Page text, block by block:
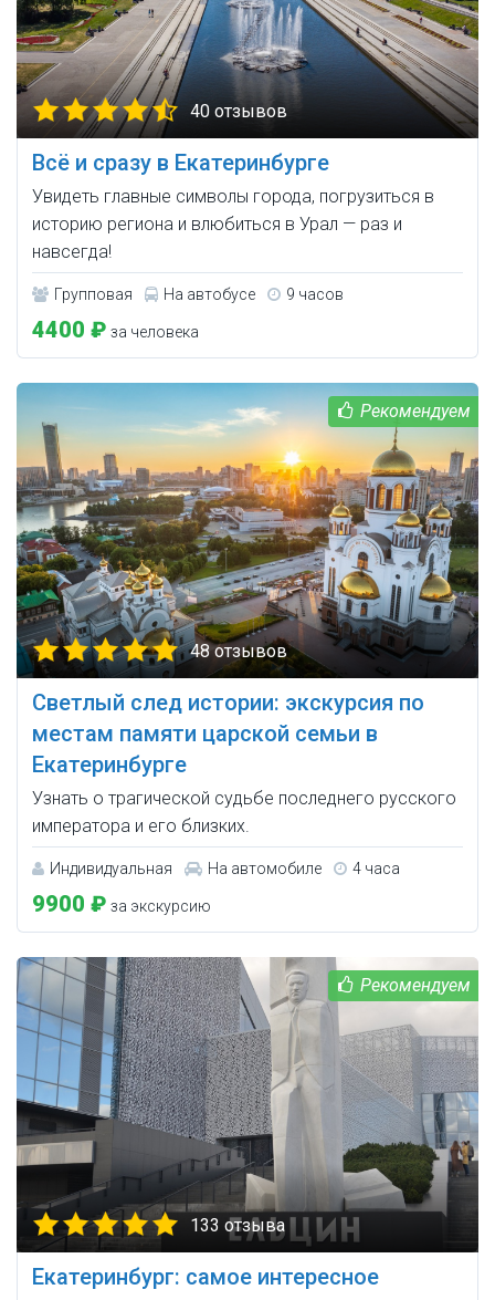
40 отзывов
Всё и сразу в Екатеринбурге
Увидеть главные символы города, погрузиться в
историю региона и влюбиться в Урал — раз и
навсегда!
Групповая На автобусе 9 часов
4400 ₽ за человека
48 отзывов
Светлый след истории: экскурсия по
местам памяти царской семьи в
Екатеринбурге
Узнать о трагической судьбе последнего русского
императора и его близких.
Индивидуальная На автомобиле 4 часа
9900 ₽ за экскурсию
133 отзыва
Екатеринбург: самое интересное